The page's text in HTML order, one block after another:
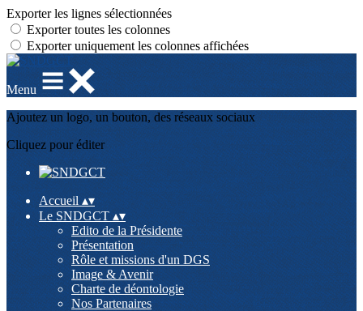
Exporter les lignes sélectionnées
Exporter toutes les colonnes
Exporter uniquement les colonnes affichées
Menu
Ajoutez un logo, un bouton, des réseaux sociaux
Cliquez pour éditer
Accueil▴▾
Le SNDGCT ▴▾
Edito de la Présidente
Présentation
Rôle et missions d'un DGS
Image & Avenir
Charte de déontologie
Nos Partenaires